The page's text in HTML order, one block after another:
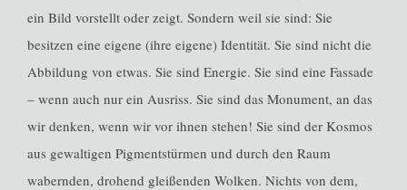
ein Bild vorstellt oder zeigt. Sondern weil sie sind: Sie
besitzen eine eigene (ihre eigene) Identität. Sie sind nicht die
Abbildung von etwas. Sie sind Energie. Sie sind eine Fassade
– wenn auch nur ein Ausriss. Sie sind das Monument, an das
wir denken, wenn wir vor ihnen stehen! Sie sind der Kosmos
aus gewaltigen Pigmentstürmen und durch den Raum
wabernden, drohend gleißenden Wolken. Nichts von dem,